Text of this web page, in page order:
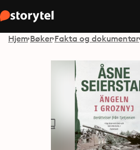
Hjem Bøker Fakta og dokumentar